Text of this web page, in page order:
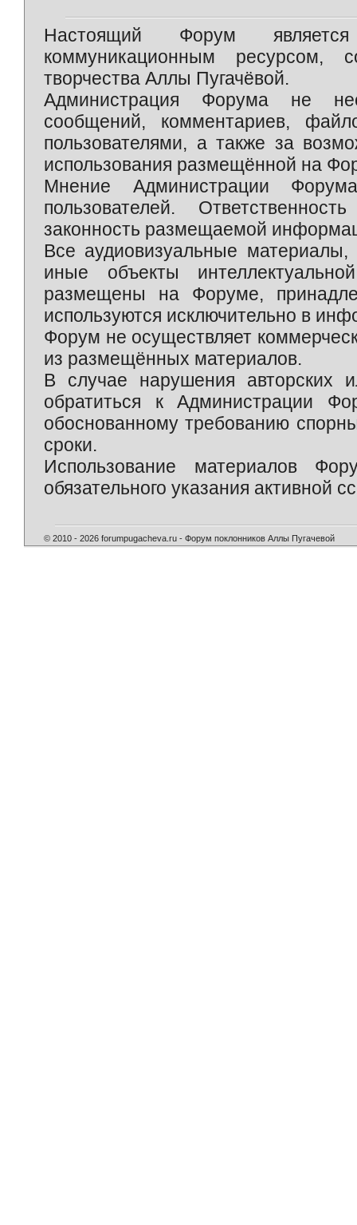
Настоящий Форум является
коммуникационным ресурсом,
творчества Аллы Пугачёвой.
Администрация Форума не
сообщений, комментариев,
пользователями, а также за
использования размещённой на
Мнение Администрации
пользователей.
законность размещаемой
Все аудиовизуальные
иные объекты
размещены на Форуме,
используются исключительно в
Форум не осуществляет
из размещённых материалов.
В случае нарушения авторских
обратиться к Администрации
обоснованному требованию
сроки.
Использование материалов
обязательного указания активной
© 2010 - 2026 forumpugacheva.ru - Форум поклонников Аллы Пугачевой